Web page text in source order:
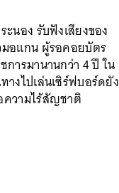
นอง รับฟังเสียงของ
อแกน ผู้รอคอยบัตร
ารมานานกว่า 4 ปี ใน
งไปเล่นเซิร์ฟบอร์ดยัง
วามไร้สัญชาติ